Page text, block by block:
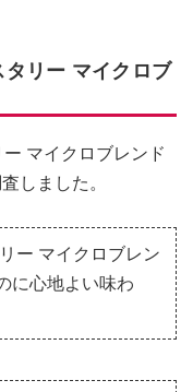
リー マイクロブ
マイクロブレンド
しました。
ー マイクロブレン
に心地よい味わ